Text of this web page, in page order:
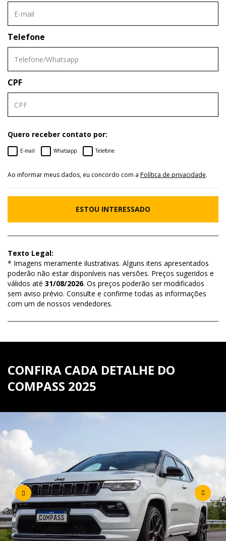
Telefone
CPF
Quero receber contato por:
E-mail Whatsapp Telefone
Ao informar meus dados, eu concordo com a Política de privacidade.
ESTOU INTERESSADO
Texto Legal:
* Imagens meramente ilustrativas. Alguns itens apresentados
poderão não estar disponíveis nas versões. Preços sugeridos e
válidos até 31/08/2026. Os preços poderão ser modificados
sem aviso prévio. Consulte e confirme todas as informações
com um de nossos vendedores.
CONFIRA CADA DETALHE DO
COMPASS 2025